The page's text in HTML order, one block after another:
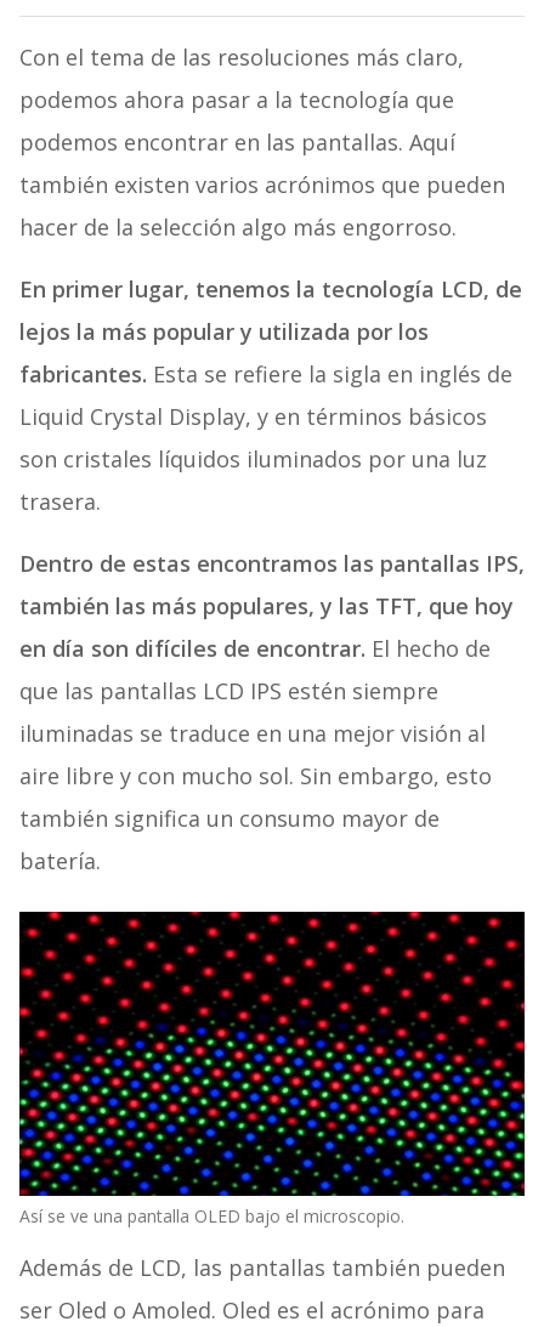
Con el tema de las resoluciones más claro,
podemos ahora pasar a la tecnología que
podemos encontrar en las pantallas. Aquí
también existen varios acrónimos que pueden
hacer de la selección algo más engorroso.
En primer lugar, tenemos la tecnología LCD, de
lejos la más popular y utilizada por los
fabricantes. Esta se refiere la sigla en inglés de
Liquid Crystal Display, y en términos básicos
son cristales líquidos iluminados por una luz
trasera.
Dentro de estas encontramos las pantallas IPS,
también las más populares, y las TFT, que hoy
en día son difíciles de encontrar. El hecho de
que las pantallas LCD IPS estén siempre
iluminadas se traduce en una mejor visión al
aire libre y con mucho sol. Sin embargo, esto
también significa un consumo mayor de
batería.
Así se ve una pantalla OLED bajo el microscopio.
Además de LCD, las pantallas también pueden
ser Oled o Amoled. Oled es el acrónimo para